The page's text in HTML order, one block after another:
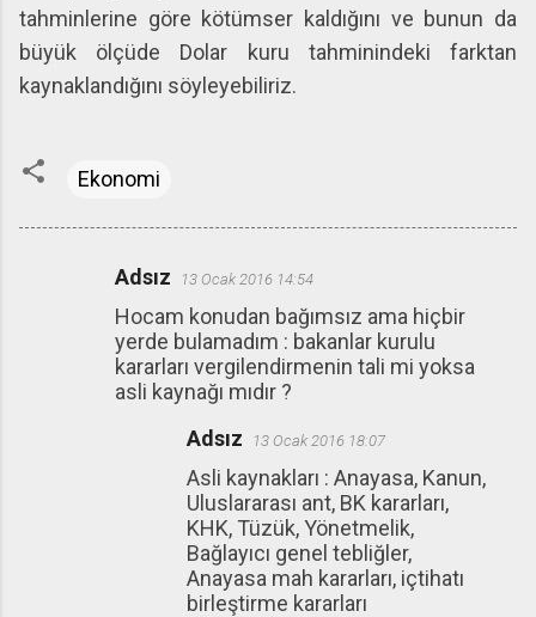
tahminlerine göre kötümser kaldığını ve bunun da
büyük ölçüde Dolar kuru tahminindeki farktan
kaynaklandığını söyleyebiliriz.
Ekonomi
Adsız 13 Ocak 2016 14:54
Hocam konudan bağımsız ama hiçbir
yerde bulamadım : bakanlar kurulu
kararları vergilendirmenin tali mi yoksa
asli kaynağı mıdır ?
Adsız
13 Ocak 2016 18:07
Asli kaynakları : Anayasa, Kanun,
Uluslararası ant, BK kararları,
KHK, Tüzük, Yönetmelik,
Bağlayıcı genel tebliğler,
Anayasa mah kararları, içtihatı
birleştirme kararları